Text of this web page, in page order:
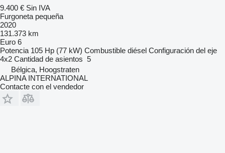
9.400 € Sin IVA
Furgoneta pequeña
2020
131.373 km
Euro 6
Potencia 105 Hp (77 kW) Combustible diésel Configuración del eje
4x2 Cantidad de asientos 5
Bélgica, Hoogstraten
ALPINA INTERNATIONAL
Contacte con el vendedor